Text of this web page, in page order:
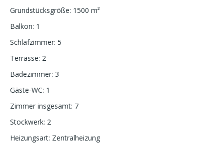
Grundstücksgröße: 1500 m²
Balkon: 1
Schlafzimmer: 5
Terrasse: 2
Badezimmer: 3
Gäste-WC: 1
Zimmer insgesamt: 7
Stockwerk: 2
Heizungsart: Zentralheizung